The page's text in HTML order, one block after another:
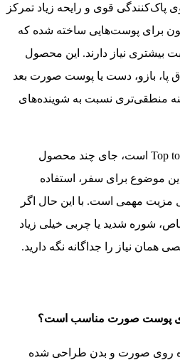
پاک‌کنندگی قوی و رایحه زیاد تمرکز
برای پوست‌هایی ساخته شده که
بیشتری نیاز دارند. این محصول
بازو، دست یا پوست صورت بعد
منطقی‌تری نسبت به شوینده‌های
همچنین چون یک شوینده Top to Toe است، جای چند محصول
موضوع برای سفر، استفاده
مزیت مهمی است. با این حال اگر
شوره شدید یا چربی خیلی زیاد
همان نیاز را جداگانه نگه دارید.
برای پوست صورت مناسب است؟
روی صورت و بدن طراحی شده